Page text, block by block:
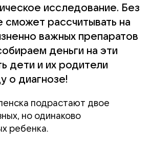
исследование. Без
сможет рассчитывать на
важных препаратов
деньги на эти
дети и их родители
о диагнозе!
подрастают двое
но одинаково
ребенка.